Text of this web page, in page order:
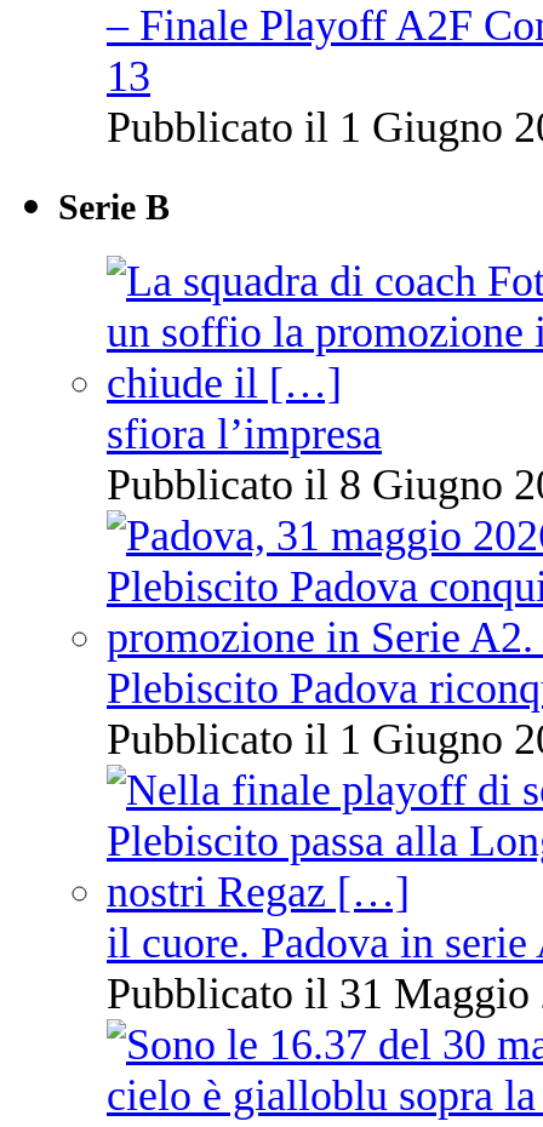
– Finale Playoff A2F
13
Pubblicato il 1 Giugno
Serie B
sfiora l’impresa
Pubblicato il 8 Giugno
Plebiscito Padova
Pubblicato il 1 Giugno
il cuore. Padova in serie
Pubblicato il 31 Maggio